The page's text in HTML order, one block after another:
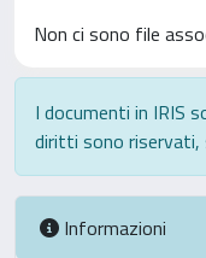
Non ci sono file
I documenti in IRIS
diritti sono riservati,
Informazioni